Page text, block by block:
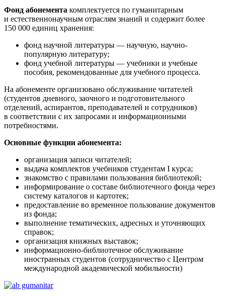
Фонд абонемента комплектуется по гуманитарным
и естественнонаучным отраслям знаний и содержит более
150 000 единиц хранения:
фонд научной литературы — научную, научно-
популярную литературу;
фонд учебной литературы — учебники и учебные
пособия, рекомендованные для учебного процесса.
На абонементе организовано обслуживание читателей
(студентов дневного, заочного и подготовительного
отделений, аспирантов, преподавателей и сотрудников)
в соответствии с их запросами и информационными
потребностями.
Основные функции абонемента:
организация записи читателей;
выдача комплектов учебников студентам I курса;
знакомство с правилами пользования библиотекой;
информирование о составе библиотечного фонда через
систему каталогов и картотек;
предоставление во временное пользование документов
из фонда;
выполнение тематических, адресных и уточняющих
справок;
организация книжных выставок;
информационно-библиотечное обслуживание
иностранных студентов (сотрудничество с Центром
международной академической мобильности)